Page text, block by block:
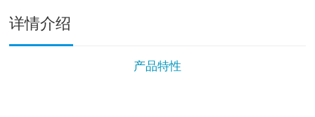
详情介绍
产品特性